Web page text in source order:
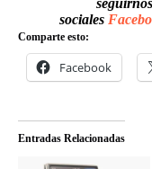
sociales
Comparte esto:
Facebook
Entradas Relacionadas